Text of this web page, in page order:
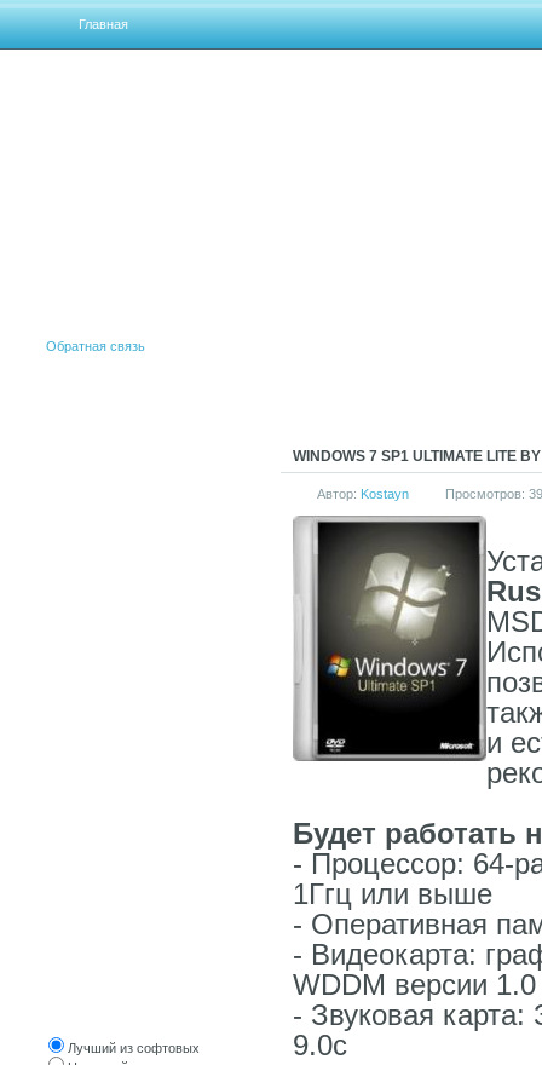
Главная
Обратная связь
Лучший из софтовых
WINDOWS 7 SP1 ULTIMATE LITE
Автор: Kostayn Просмотров:
и
Будет работать
- Процессор: 64-
1Ггц или выше
- Оперативная
- Видеокарта:
WDDM версии
- Звуковая
9.0с